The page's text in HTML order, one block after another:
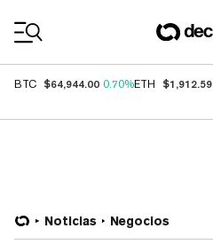
BTC $64,944.00 0.70%ETH $1,912.59
Noticias Negocios